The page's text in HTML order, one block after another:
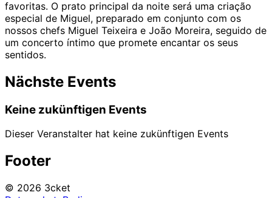
favoritas. O prato principal da noite será uma criação
especial de Miguel, preparado em conjunto com os
nossos chefs Miguel Teixeira e João Moreira, seguido de
um concerto íntimo que promete encantar os seus
sentidos.
Nächste Events
Keine zukünftigen Events
Dieser Veranstalter hat keine zukünftigen Events
Footer
© 2026 3cket